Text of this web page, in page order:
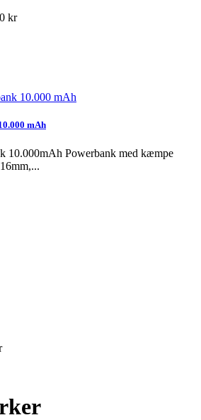
kr
mAh
10.000mAh Powerbank med kæmpe